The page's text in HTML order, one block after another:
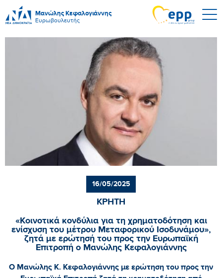
Μανώλης Κεφαλογιάννης
Ευρωβουλευτής
16/05/2025
ΚΡΗΤΗ
«Κοινοτικά κονδύλια για τη χρηματοδότηση και
ενίσχυση του μέτρου Μεταφορικού Ισοδυνάμου»,
ζητά με ερώτησή του προς την Ευρωπαϊκή
Επιτροπή ο Μανώλης Κεφαλογιάννης
Ο Μανώλης Κ. Κεφαλογιάννης με ερώτηση του προς την